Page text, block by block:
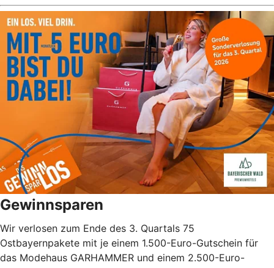
Gewinnsparen
Wir verlosen zum Ende des 3. Quartals 75
Ostbayernpakete mit je einem 1.500-Euro-Gutschein für
das Modehaus GARHAMMER und einem 2.500-Euro-